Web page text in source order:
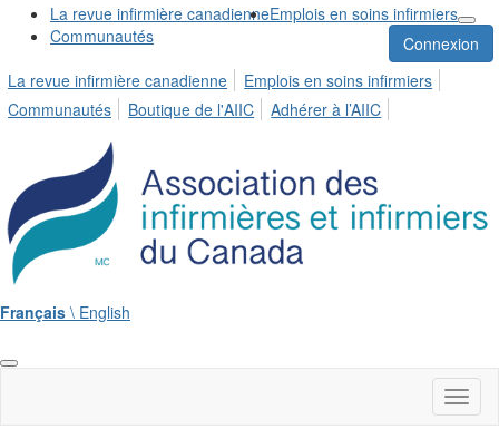
La revue infirmière canadienneEmplois en soins infirmiers
Communautés
Connexion
La revue infirmière canadienne
Emplois en soins infirmiers
Communautés
Boutique de l'AIIC Adhérer à l’AIIC
Français \ English